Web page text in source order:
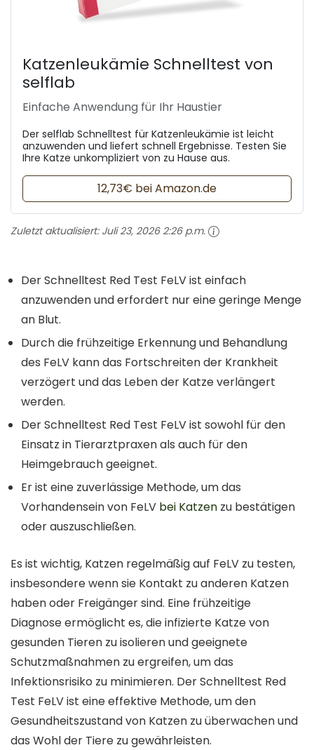
Katzenleukämie Schnelltest von
selflab
Einfache Anwendung für Ihr Haustier
Der selflab Schnelltest für Katzenleukämie ist leicht
anzuwenden und liefert schnell Ergebnisse. Testen Sie
Ihre Katze unkompliziert von zu Hause aus.
12,73€ bei Amazon.de
Zuletzt aktualisiert: Juli 23, 2026 2:26 p.m.
Der Schnelltest Red Test FeLV ist einfach
anzuwenden und erfordert nur eine geringe Menge
an Blut.
Durch die frühzeitige Erkennung und Behandlung
des FeLV kann das Fortschreiten der Krankheit
verzögert und das Leben der Katze verlängert
werden.
Der Schnelltest Red Test FeLV ist sowohl für den
Einsatz in Tierarztpraxen als auch für den
Heimgebrauch geeignet.
Er ist eine zuverlässige Methode, um das
Vorhandensein von FeLV bei Katzen zu bestätigen
oder auszuschließen.
Es ist wichtig, Katzen regelmäßig auf FeLV zu testen,
insbesondere wenn sie Kontakt zu anderen Katzen
haben oder Freigänger sind. Eine frühzeitige
Diagnose ermöglicht es, die infizierte Katze von
gesunden Tieren zu isolieren und geeignete
Schutzmaßnahmen zu ergreifen, um das
Infektionsrisiko zu minimieren. Der Schnelltest Red
Test FeLV ist eine effektive Methode, um den
Gesundheitszustand von Katzen zu überwachen und
das Wohl der Tiere zu gewährleisten.